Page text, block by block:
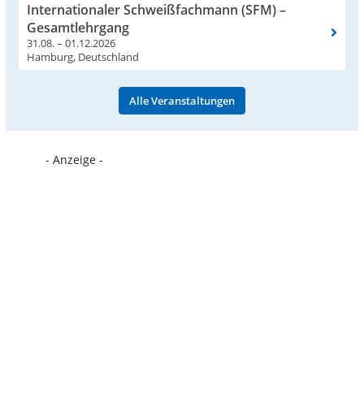
Internationaler Schweißfachmann (SFM) –
Gesamtlehrgang
31.08. – 01.12.2026
Hamburg, Deutschland
Alle Veranstaltungen
- Anzeige -